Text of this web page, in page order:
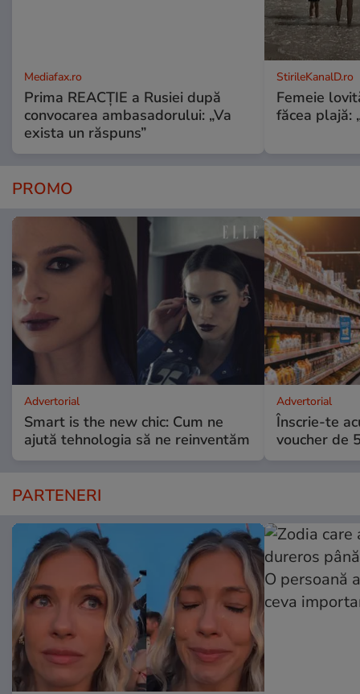
Mediafax.ro
Prima REACȚIE a Rusiei după
convocarea ambasadorului: „Va
exista un răspuns”
StirileKanalD.ro
Femeie
făcea plajă:
PROMO
Advertorial
Smart is the new chic: Cum ne
ajută tehnologia să ne reinventăm
Advertorial
Înscrie-te
voucher de
PARTENERI